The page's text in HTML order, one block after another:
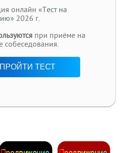
онлайн «Тест на
» 2026 г.
при приёме на
собеседования.
ПРОЙТИ ТЕСТ